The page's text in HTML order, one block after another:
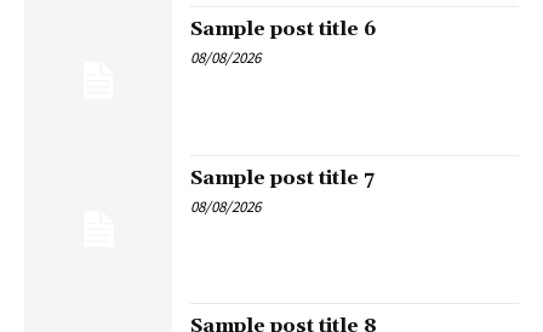
Sample post title 6
08/08/2026
Sample post title 7
08/08/2026
Sample post title 8